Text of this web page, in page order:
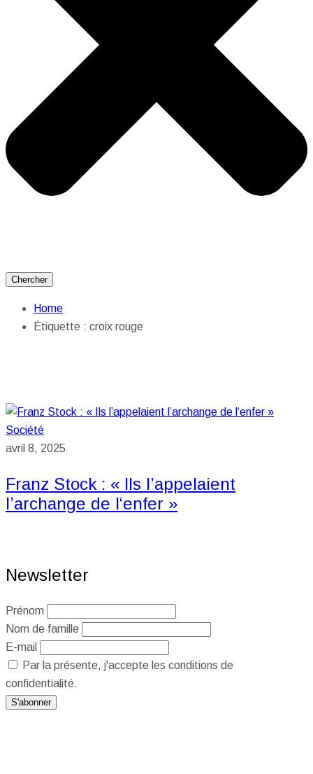
Chercher
Home
Étiquette : croix rouge
Société
avril 8, 2025
Franz Stock : « Ils l’appelaient
l’archange de l‘enfer »
Newsletter
Prénom
Nom de famille
E-mail
Par la présente, j'accepte les conditions de
confidentialité.